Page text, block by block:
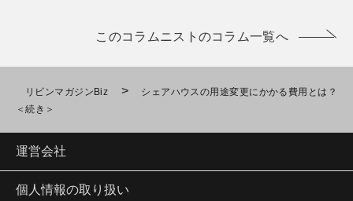
このコラムニストのコラム一覧へ
リビンマガジンBiz >
シェアハウスの用途変更にかかる費用とは？
＜続き＞
運営会社
個人情報の取り扱い